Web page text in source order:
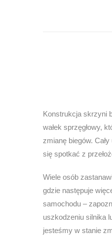
Konstrukcja skrzyni
wałek sprzęgłowy,
zmianę biegów.
się spotkać z
Wiele osób
gdzie następuje
samochodu –
uszkodzeniu silnika
jesteśmy w stanie